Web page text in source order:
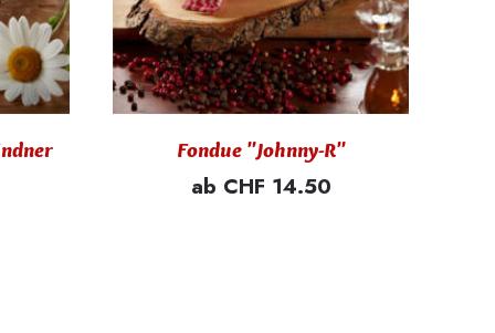
Fondue "Johnny-R"
ab CHF 14.50